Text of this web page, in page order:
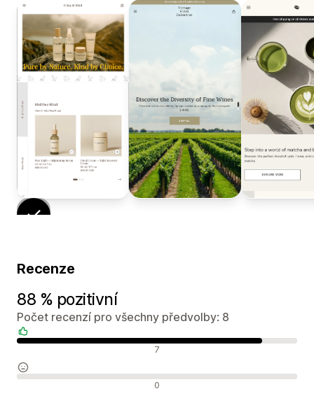
Recenze
88 % pozitivní
Počet recenzí pro všechny předvolby: 8
7
0